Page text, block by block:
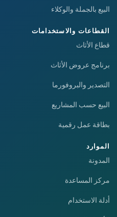
البيع بالجملة والوكلاء
القطاعات والاستخدامات
قطاع الأثاث
برنامج عروض الأثاث
التصدير والبروفورما
البيع حسب المشاريع
بطاقة عمل رقمية
الموارد
المدونة
مركز المساعدة
أدلة الاستخدام